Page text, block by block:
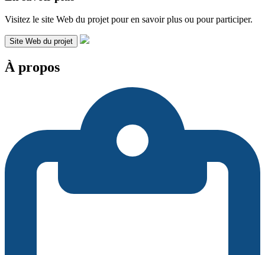
Visitez le site Web du projet pour en savoir plus ou pour participer.
Site Web du projet
À propos